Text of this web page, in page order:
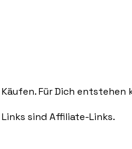
Für Dich
sind Affiliate-Links.